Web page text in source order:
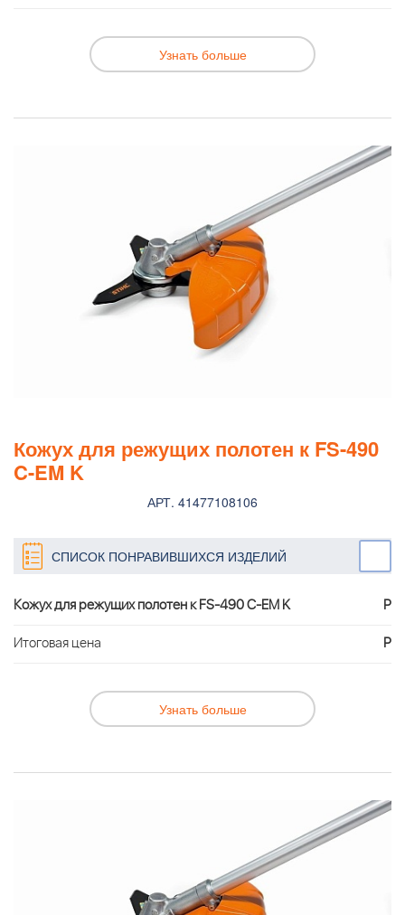
Узнать больше
Кожух для режущих полотен к FS-490
C-EM K
АРТ. 41477108106
СПИСОК ПОНРАВИВШИХСЯ ИЗДЕЛИЙ
Кожух для режущих полотен к FS-490 C-EM K
Р
Итоговая цена
Р
Узнать больше